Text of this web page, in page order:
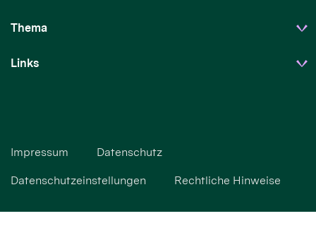
Thema
Links
Impressum Datenschutz
Datenschutzeinstellungen Rechtliche Hinweise